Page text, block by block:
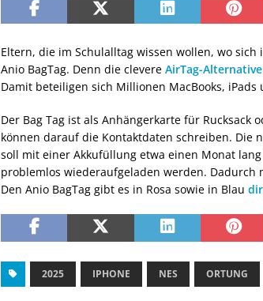
Eltern, die im Schulalltag wissen wollen, wo
Anio BagTag. Denn die clevere AirTag-
Damit beteiligen sich Millionen MacBooks,
Der Bag Tag ist als Anhängerkarte für Rucksack
können darauf die Kontaktdaten schreiben. Die
soll mit einer Akkufüllung etwa einen Monat
problemlos wiederaufgeladen werden.
Den Anio BagTag gibt es in Rosa sowie in Blau
2025 IPHONE NES ORTUNG